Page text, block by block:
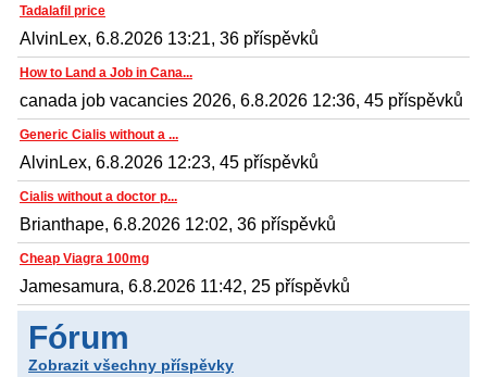
Tadalafil price
AlvinLex, 6.8.2026 13:21, 36 příspěvků
How to Land a Job in Cana...
canada job vacancies 2026, 6.8.2026 12:36, 45 příspěvků
Generic Cialis without a ...
AlvinLex, 6.8.2026 12:23, 45 příspěvků
Cialis without a doctor p...
Brianthape, 6.8.2026 12:02, 36 příspěvků
Cheap Viagra 100mg
Jamesamura, 6.8.2026 11:42, 25 příspěvků
Fórum
Zobrazit všechny příspěvky